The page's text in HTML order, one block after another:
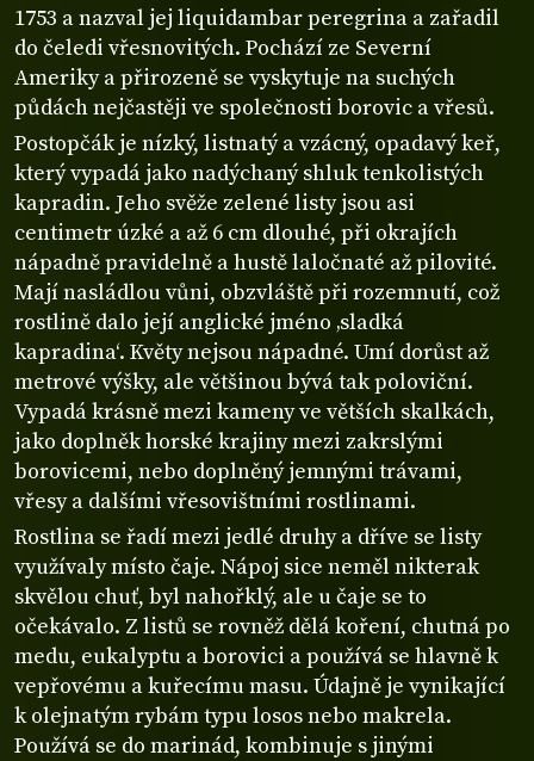
1753 a nazval jej liquidambar peregrina a zařadil
do čeledi vřesnovitých. Pochází ze Severní
Ameriky a přirozeně se vyskytuje na suchých
půdách nejčastěji ve společnosti borovic a vřesů.
Postopčák je nízký, listnatý a vzácný, opadavý keř,
který vypadá jako nadýchaný shluk tenkolistých
kapradin. Jeho svěže zelené listy jsou asi
centimetr úzké a až 6 cm dlouhé, při okrajích
nápadně pravidelně a hustě laločnaté až pilovité.
Mají nasládlou vůni, obzvláště při rozemnutí, což
rostlině dalo její anglické jméno ‚sladká
kapradina‘. Květy nejsou nápadné. Umí dorůst až
metrové výšky, ale většinou bývá tak poloviční.
Vypadá krásně mezi kameny ve větších skalkách,
jako doplněk horské krajiny mezi zakrslými
borovicemi, nebo doplněný jemnými trávami,
vřesy a dalšími vřesovištními rostlinami.
Rostlina se řadí mezi jedlé druhy a dříve se listy
využívaly místo čaje. Nápoj sice neměl nikterak
skvělou chuť, byl nahořklý, ale u čaje se to
očekávalo. Z listů se rovněž dělá koření, chutná po
medu, eukalyptu a borovici a používá se hlavně k
vepřovému a kuřecímu masu. Údajně je vynikající
k olejnatým rybám typu losos nebo makrela.
Používá se do marinád, kombinuje s jinými